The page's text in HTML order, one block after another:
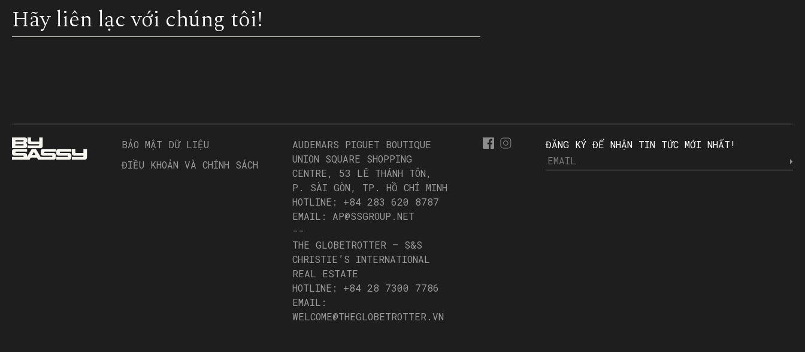
Hãy liên lạc với chúng tôi!
BẢO MẬT DỮ LIỆU
ĐIỀU KHOẢN VÀ CHÍNH SÁCH
AUDEMARS PIGUET BOUTIQUE
UNION SQUARE SHOPPING
CENTRE, 53 LÊ THÁNH TÔN,
P. SÀI GÒN, TP. HỒ CHÍ MINH
HOTLINE: +84 283 620 8787
EMAIL: AP@SSGROUP.NET
--
THE GLOBETROTTER – S&S
CHRISTIE’S INTERNATIONAL
REAL ESTATE
HOTLINE: +84 28 7300 7786
EMAIL:
WELCOME@THEGLOBETROTTER.VN
ĐĂNG KÝ ĐỂ NHẬN TIN TỨC MỚI NHẤT!